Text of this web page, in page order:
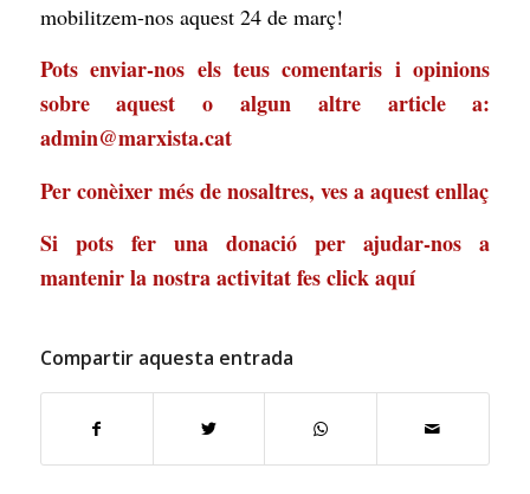
mobilitzem-nos aquest 24 de març!
Pots enviar-nos els teus comentaris i opinions
sobre aquest o algun altre article a:
admin@marxista.cat
Per conèixer més de nosaltres, ves aaquest enllaç
Si pots fer una donació per ajudar-nos a
mantenir la nostra activitatfes click aquí
Compartir aquesta entrada